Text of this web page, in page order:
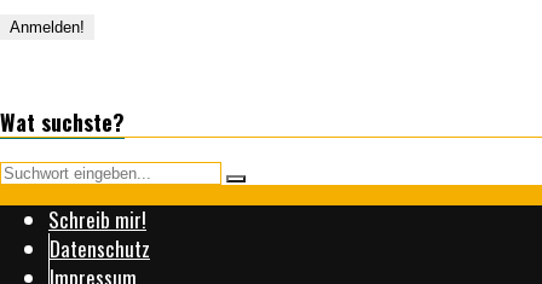
Wat suchste?
Schreib mir!
Datenschutz
Impressum